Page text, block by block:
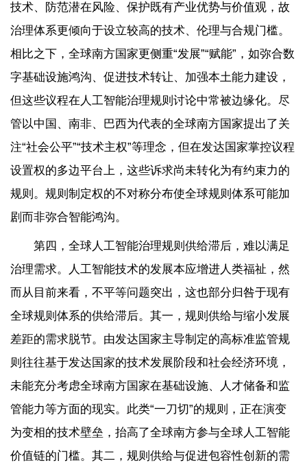
技术、防范潜在风险、保护既有产业优势与价值观，故
治理体系更倾向于设立较高的技术、伦理与合规门槛。
相比之下，全球南方国家更侧重“发展”“赋能”，如弥合数
字基础设施鸿沟、促进技术转让、加强本土能力建设，
但这些议程在人工智能治理规则讨论中常被边缘化。尽
管以中国、南非、巴西为代表的全球南方国家提出了关
注“社会公平”“技术主权”等理念，但在发达国家掌控议程
设置权的多边平台上，这些诉求尚未转化为有约束力的
规则。规则制定权的不对称分布使全球规则体系可能加
剧而非弥合智能鸿沟。
第四，全球人工智能治理规则供给滞后，难以满足
治理需求。人工智能技术的发展本应增进人类福祉，然
而从目前来看，不平等问题突出，这也部分归咎于现有
全球规则体系的供给滞后。其一，规则供给与缩小发展
差距的需求脱节。由发达国家主导制定的高标准监管规
则往往基于发达国家的技术发展阶段和社会经济环境，
未能充分考虑全球南方国家在基础设施、人才储备和监
管能力等方面的现实。此类“一刀切”的规则，正在演变
为变相的技术壁垒，抬高了全球南方参与全球人工智能
价值链的门槛。其二，规则供给与促进包容性创新的需